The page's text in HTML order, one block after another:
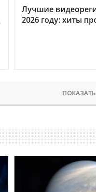
Лучшие
2026 году: хиты